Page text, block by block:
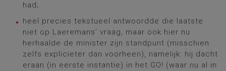
had;
heel precies tekstueel antwoordde die laatste
niet op Laeremans’ vraag, maar ook hier nu
herhaalde de minister zijn standpunt (misschien
zelfs explicieter dan voorheen), namelijk: hij dacht
eraan (in eerste instantie) in het GO! (waar nu al in